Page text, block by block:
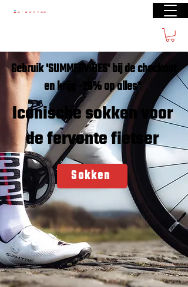
Gebruik 'SUMMERVIBES' bij de checkout
en krijg -20% op alles*
Iconische sokken voor
de fervente fietser
Sokken